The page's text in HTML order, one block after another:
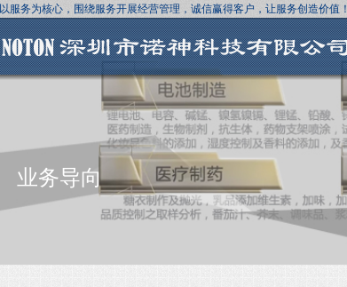
以服务为核心，围绕服务开展经营管理，诚信赢得客户，让服务创造价值！
业务导向